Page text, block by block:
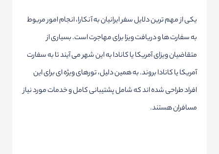
یکی از مهم ترین دلایل سفر ایرانیان به آنکارا، انجام امور مربوط
به سفارت ها و دریافت ویزا برای مهاجرت است. بسیاری از
متقاضیان ویزای آمریکا یا کانادا به این شهر می آیند تا به سفارت
آمریکا یا کانادا بروند. به همین دلیل، تورهای ویژه ای برای این
افراد طراحی شده اند که شامل پشتیبانی کامل و خدمات مورد نیاز
مسافران هستند.